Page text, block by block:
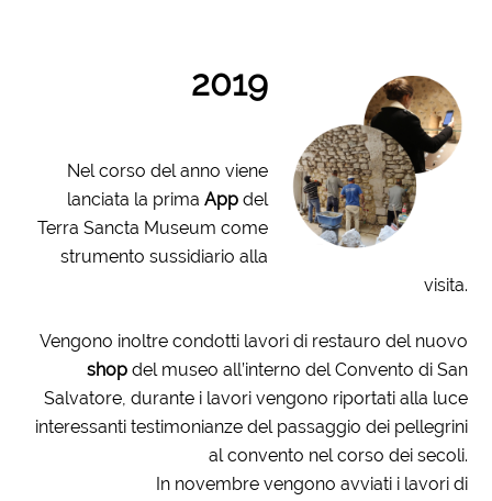
2019
Nel corso del anno viene
lanciata la prima App del
Terra Sancta Museum come
strumento sussidiario alla
visita.
Vengono inoltre condotti lavori di restauro del nuovo
shopdel museo all’interno del Convento di San
Salvatore, durante i lavori vengono riportati alla luce
interessanti testimonianze del passaggio dei pellegrini
al convento nel corso dei secoli.
In novembre vengono avviati i lavori di